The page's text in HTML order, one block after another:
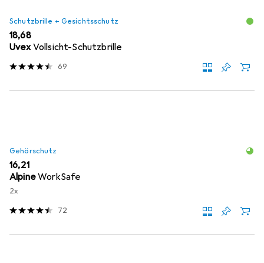
Schutzbrille + Gesichtsschutz
EUR
18,68
UvexVollsicht-Schutzbrille
69
Gehörschutz
EUR
16,21
AlpineWorkSafe
2x
72